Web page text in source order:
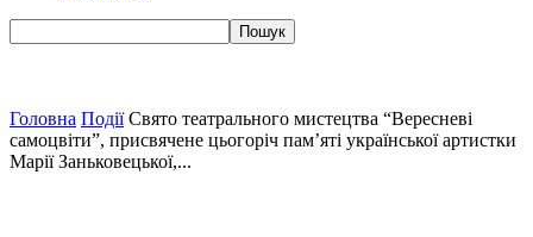
Головна Події Свято театрального мистецтва “Вересневі
самоцвіти”, присвячене цьогоріч пам’яті української артистки
Марії Заньковецької,...